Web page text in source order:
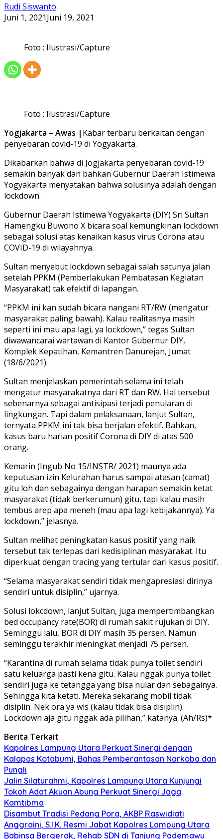
Rudi Siswanto
Juni 1, 2021Juni 19, 2021
Foto : Ilustrasi/Capture
Foto : Ilustrasi/Capture
Yogjakarta – Awas | Kabar terbaru berkaitan dengan
penyebaran covid-19 di Yogyakarta.
Dikabarkan bahwa di Jogjakarta penyebaran covid-19
semakin banyak dan bahkan Gubernur Daerah Istimewa
Yogyakarta menyatakan bahwa solusinya adalah dengan
lockdown.
Gubernur Daerah Istimewa Yogyakarta (DIY) Sri Sultan
Hamengku Buwono X bicara soal kemungkinan lockdown
sebagai solusi atas kenaikan kasus virus Corona atau
COVID-19 di wilayahnya.
Sultan menyebut lockdown sebagai salah satunya jalan
setelah PPKM (Pemberlakukan Pembatasan Kegiatan
Masyarakat) tak efektif di lapangan.
“PPKM ini kan sudah bicara nangani RT/RW (mengatur
masyarakat paling bawah). Kalau realitasnya masih
seperti ini mau apa lagi, ya lockdown,” tegas Sultan
diwawancarai wartawan di Kantor Gubernur DIY,
Komplek Kepatihan, Kemantren Danurejan, Jumat
(18/6/2021).
Sultan menjelaskan pemerintah selama ini telah
mengatur masyarakatnya dari RT dan RW. Hal tersebut
sebenarnya sebagai antisipasi terjadi penularan di
lingkungan. Tapi dalam pelaksanaan, lanjut Sultan,
ternyata PPKM ini tak bisa berjalan efektif. Bahkan,
kasus baru harian positif Corona di DIY di atas 500
orang.
Kemarin (Ingub No 15/INSTR/ 2021) maunya ada
keputusan izin Kelurahan harus sampai atasan (camat)
gitu loh dan sebagainya dengan harapan semakin ketat
masyarakat (tidak berkerumun) gitu, tapi kalau masih
tembus arep apa meneh (mau apa lagi kebijakannya). Ya
lockdown,” jelasnya.
Sultan melihat peningkatan kasus positif yang naik
tersebut tak terlepas dari kedisiplinan masyarakat. Itu
diperkuat dengan tracing yang tertular dari kasus positif.
“Selama masyarakat sendiri tidak mengapresiasi dirinya
sendiri untuk disiplin,” ujarnya.
Solusi lokcdown, lanjut Sultan, juga mempertimbangkan
bed occupancy rate(BOR) di rumah sakit rujukan di DIY.
Seminggu lalu, BOR di DIY masih 35 persen. Namun
seminggu terakhir meningkat menjadi 75 persen.
“Karantina di rumah selama tidak punya toilet sendiri
satu keluarga pasti kena gitu. Kalau nggak punya toilet
sendiri juga ke tetangga yang bisa nular dan sebagainya.
Sehingga kita ketati. Mereka sekarang mobil tidak
disiplin. Nek ora ya wis (kalau tidak bisa disiplin).
Lockdown aja gitu nggak ada pilihan,” katanya. (Ah/Rs)*
Berita Terkait
Kapolres Lampung Utara Perkuat Sinergi dengan
Kalapas Kotabumi, Bahas Pemberantasan Narkoba dan
Pungli
Jalin Silaturahmi, Kapolres Lampung Utara Kunjungi
Tokoh Adat Akuan Abung Perkuat Sinergi Jaga
Kamtibma
Disambut Tradisi Pedang Pora, AKBP Raswidiati
Anggraini, S.I.K. Resmi Jabat Kapolres Lampung Utara
Babinsa Bergerak, Rehab SDN di Tanjung Pademawu